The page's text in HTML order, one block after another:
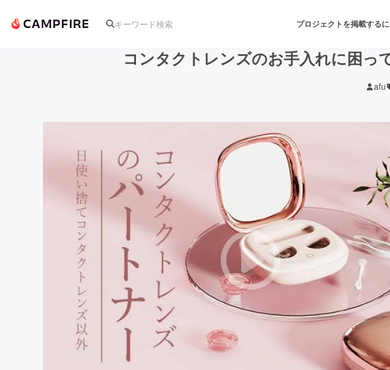
プロジェクトを掲載する
音楽
テクノロジー・ガジェット ゲーム・サービス開発
映像・映画 書籍・雑誌出版
ビジネス・起業 チャレンジ
まちづくり・地域活性化
CAMPFIRE for
CAMPFIREふるさ
コンタクトレンズのお手入れに困っ
afu